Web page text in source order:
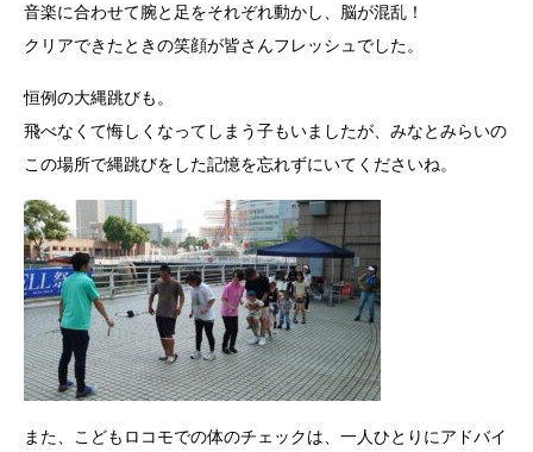
音楽に合わせて腕と足をそれぞれ動かし、脳が混乱！
クリアできたときの笑顔が皆さんフレッシュでした。
恒例の大縄跳びも。
飛べなくて悔しくなってしまう子もいましたが、みなとみらいの
この場所で縄跳びをした記憶を忘れずにいてくださいね。
また、こどもロコモでの体のチェックは、一人ひとりにアドバイ